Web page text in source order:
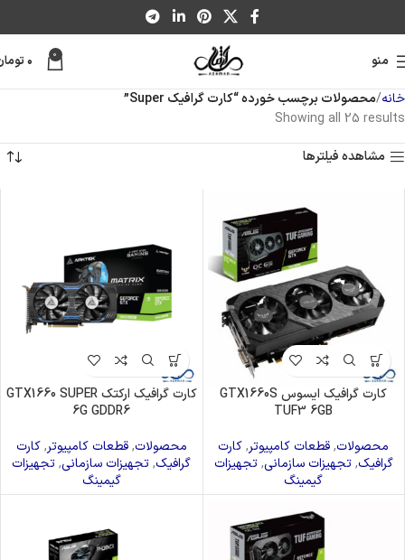
منو 0 ۰
خانه محصولات برچسب خورده “کارت گرافیک Super”
Showing all 25 results
مشاهده فیلترها
کارت گرافیک ایسوس GTX1660S
TUF3 6GB
محصولات,قطعات کامپیوتر,کارت
گرافیک,تجهیزات سازمانی,تجهیزات
گیمینگ
کارت گرافیک ارکتک GTX1660 SUPER
6G GDDR6
محصولات,قطعات کامپیوتر,کارت
گرافیک,تجهیزات سازمانی,تجهیزات
گیمینگ